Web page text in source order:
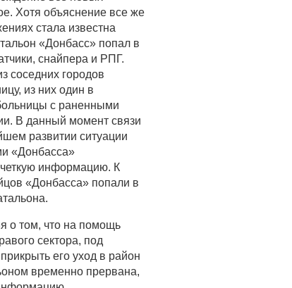
Хотя объяснение все же
стала известна
«Донбасс» попал в
снайпера и РПГ.
соседних городов
из них один в
с раненными
В данный момент связи
развитии ситуации
«Донбасса»
информацию. К
«Донбасса» попали в
о том, что на помощь
сектора, под
его уход в район
временно прервана,